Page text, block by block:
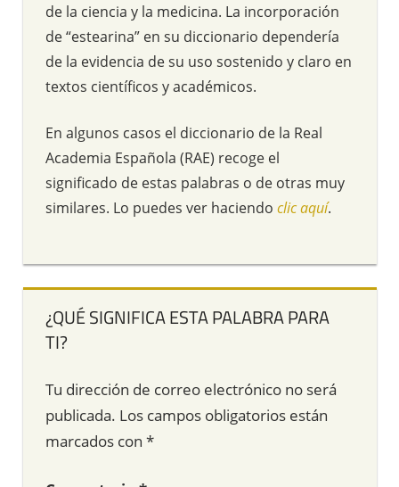
de la ciencia y la medicina. La incorporación
de “estearina” en su diccionario dependería
de la evidencia de su uso sostenido y claro en
textos científicos y académicos.
En algunos casos el diccionario de la Real
Academia Española (RAE) recoge el
significado de estas palabras o de otras muy
similares. Lo puedes ver haciendo clic aquí.
¿QUÉ SIGNIFICA ESTA PALABRA PARA
TI?
Tu dirección de correo electrónico no será
publicada. Los campos obligatorios están
marcados con *